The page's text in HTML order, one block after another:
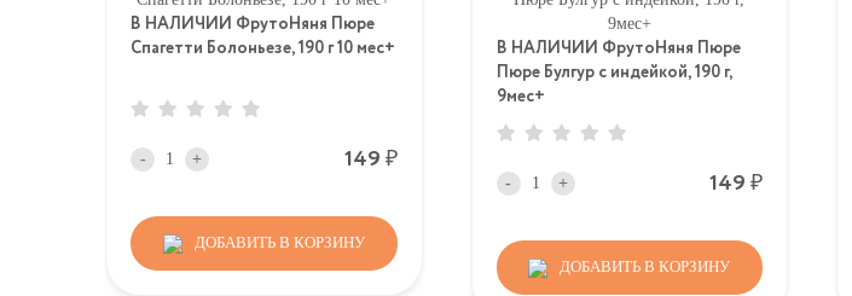
В НАЛИЧИИ ФрутоНяня Пюре
Спагетти Болоньезе, 190 г 10 мес+
- + 149 Р
ДОБАВИТЬ В КОРЗИНУ
В НАЛИЧИИ ФрутоНяня Пюре
Пюре Булгур с индейкой, 190 г,
9мес+
- + 149 Р
ДОБАВИТЬ В КОРЗИНУ